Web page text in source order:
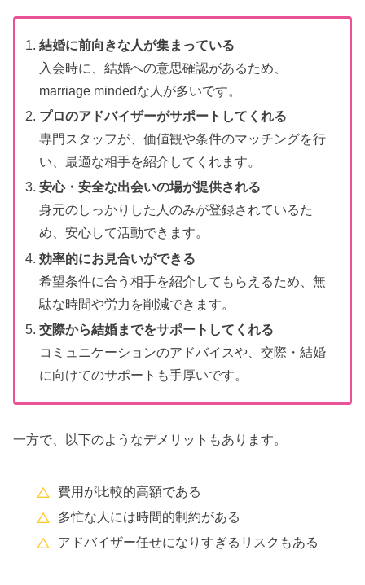
結婚に前向きな人が集まっている
入会時に、結婚への意思確認があるため、
marriage mindedな人が多いです。
プロのアドバイザーがサポートしてくれる
専門スタッフが、価値観や条件のマッチングを行
い、最適な相手を紹介してくれます。
安心・安全な出会いの場が提供される
身元のしっかりした人のみが登録されているた
め、安心して活動できます。
効率的にお見合いができる
希望条件に合う相手を紹介してもらえるため、無
駄な時間や労力を削減できます。
交際から結婚までをサポートしてくれる
コミュニケーションのアドバイスや、交際・結婚
に向けてのサポートも手厚いです。
一方で、以下のようなデメリットもあります。
費用が比較的高額である
多忙な人には時間的制約がある
アドバイザー任せになりすぎるリスクもある